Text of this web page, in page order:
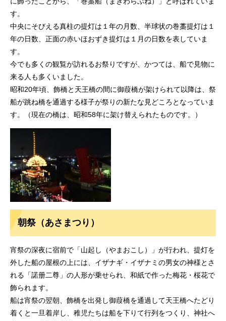
す。
中央にそびえる真柱の提灯は１年の月数、半球状の巻藁提灯は１
年の日数、正面の赤いほおずき提灯は１月の日数を表していま
す。
今でも多くの観覧が訪れるお祭りですが、かつては、船で見物に
来る人も多くいました。
昭和20年頃、飾橋と天王橋の間に御葭橋が架けられて以降は、祭
船が跳ね橋を通過する様子が祭りの新たな見どころとなっていま
す。（現在の橋は、昭和58年に架け替えられたものです。）
朝祭（あさまつり）
宵祭の深夜に宿前で「山起し（やまおこし）」が行われ、提灯を
外した船の屋根の上には、イザナギ・イザナミの男女の神様とさ
れる「諾册二尊」の人形が乗せられ、和紙で作った梅花・桜花で
飾られます。
船は宵祭の翌朝、飾橋を出発し御葭橋を通過して天王橋へたどり
着くと一旦着岸し、稚児たちは船を下りて行列をつくり、神社へ